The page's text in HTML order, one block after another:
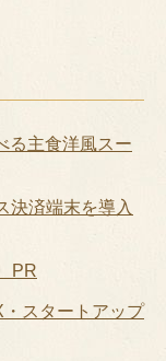
る主食洋風スー
済端末を導入
PR
・スタートアップ